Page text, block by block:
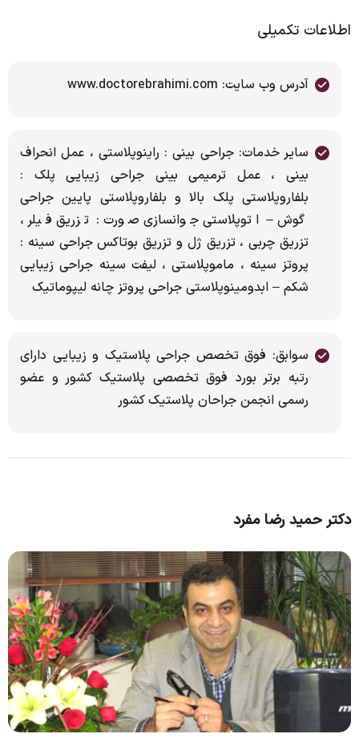
اطلاعات تکمیلی
آدرس وب سایت: www.doctorebrahimi.com
سایر خدمات: جراحی بینی : راینوپلاستی ، عمل انحراف
بینی ، عمل ترمیمی بینی جراحی زیبایی پلک :
بلفاروپلاستی پلک بالا و بلفاروپلاستی پایین جراحی
گوش – اتوپلاستی جوانسازی صورت : تزریق فیلر ،
تزریق چربی ، تزریق ژل و تزریق بوتاکس جراحی سینه :
پروتز سینه ، ماموپلاستی ، لیفت سینه جراحی زیبایی
شکم – ابدومینوپلاستی جراحی پروتز چانه لیپوماتیک
سوابق: فوق تخصص جراحی پلاستیک و زیبایی دارای
رتبه برتر بورد فوق تخصصی پلاستیک کشور و عضو
رسمی انجمن جراحان پلاستیک کشور
دکتر حمید رضا مفرد